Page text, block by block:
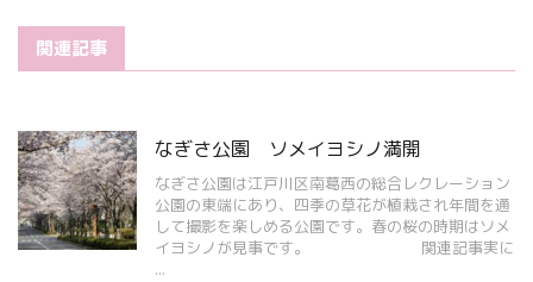
関連記事
なぎさ公園 ソメイヨシノ満開
なぎさ公園は江戸川区南葛西の総合レクレーション
公園の東端にあり、四季の草花が植栽され年間を通
して撮影を楽しめる公園です。春の桜の時期はソメ
イヨシノが見事です。 関連記事実に
...